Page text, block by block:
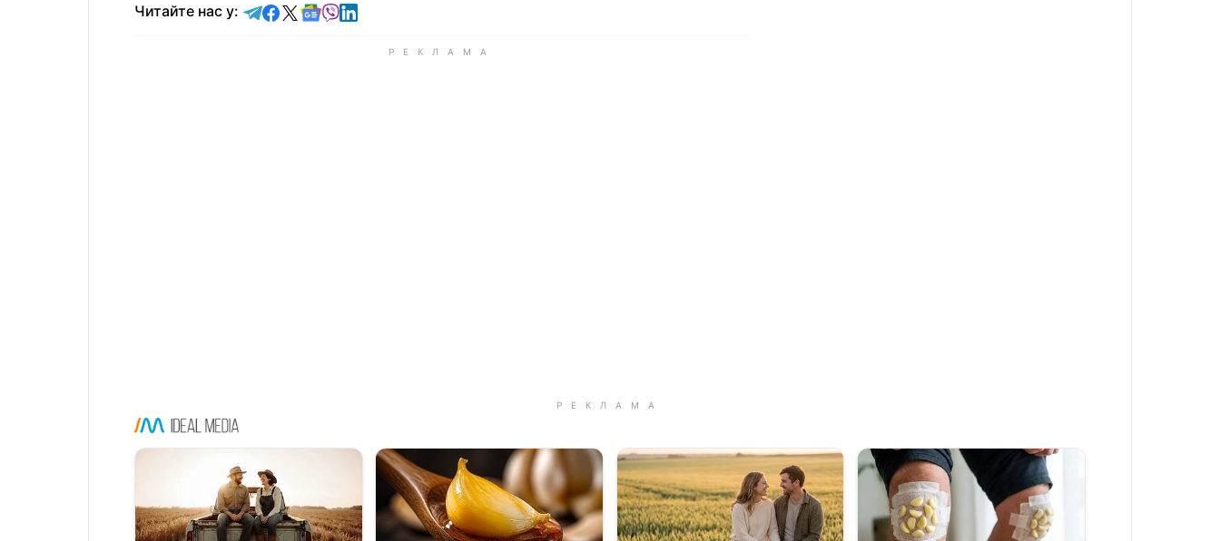
Читайте нас у: Читайте у Telegram
Читайте у Facebook
Читайте у X
Читайте у Google news
Читайте у Viber
Читайте у LinkedIn